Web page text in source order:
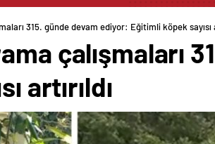
315. günde devam ediyor: Eğitimli köpek sayısı
çalışmaları
artırıldı